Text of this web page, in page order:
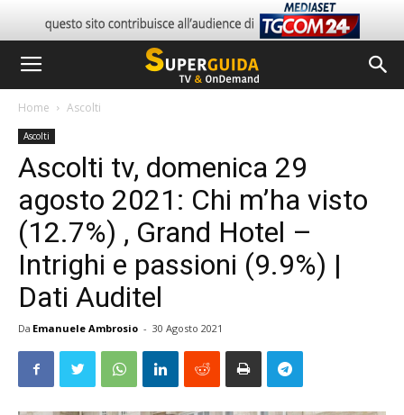
Home Ascolti
Ascolti
Ascolti tv, domenica 29
agosto 2021: Chi m’ha visto
(12.7%) , Grand Hotel –
Intrighi e passioni (9.9%) |
Dati Auditel
Da Emanuele Ambrosio - 30 Agosto 2021